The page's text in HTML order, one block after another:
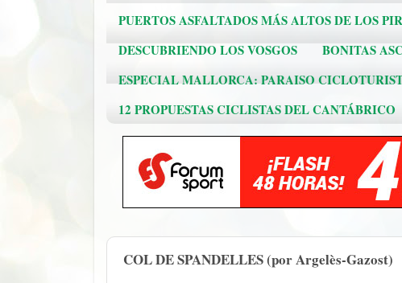
PUERTOS ASFALTADOS MÁS ALTOS DE LOS
DESCUBRIENDO LOS VOSGOS
BONITAS
ESPECIAL MALLORCA: PARAISO
12 PROPUESTAS CICLISTAS DEL CANTÁBRICO
COL DE SPANDELLES (por Argelès-Gazost)